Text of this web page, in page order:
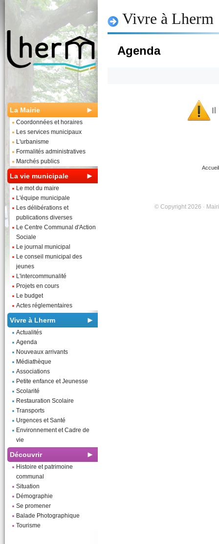
La Mairie
Coordonnées et horaires
Les services municipaux
L'urbanisme
Formalités administratives
Marchés publics
La vie municipale
Le mot du maire
L'équipe municipale
Les délibérations et
publications diverses
Le Centre Communal d'Action
Sociale
Le journal municipal
Le conseil municipal des
jeunes
L'intercommunalité
Projets en cours
Le budget
Actes réglementaires
Vivre à Lherm
Actualités
Agenda
Nouveaux arrivants
Médiathèque
Associations
Petite enfance et Jeunesse
Scolarité
Restauration Scolaire
Transports
Urgences et Santé
Environnement et Cadre de
vie
Découvrir
Histoire et patrimoine
communal
Situation
Démographie
Se promener
Balade Photographique
Tourisme
Vivre à Lherm
Agenda
Il
Accueil
© Copyright 2026 ·